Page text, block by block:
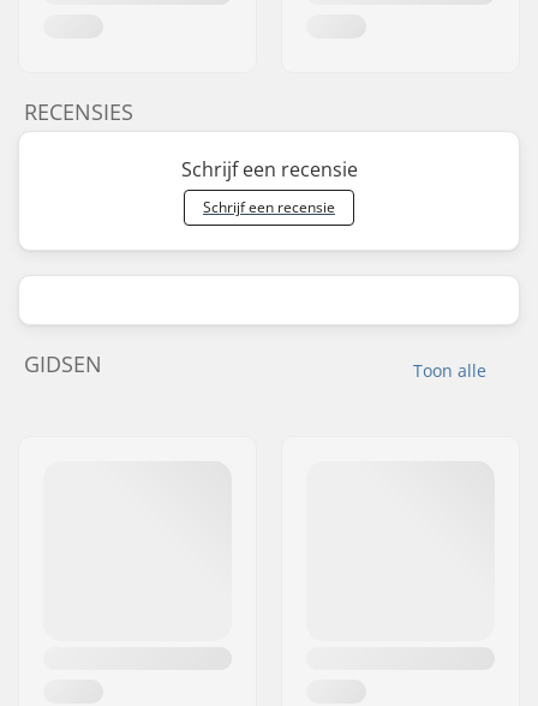
RECENSIES
Schrijf een recensie
Schrijf een recensie
Toon alle
GIDSEN